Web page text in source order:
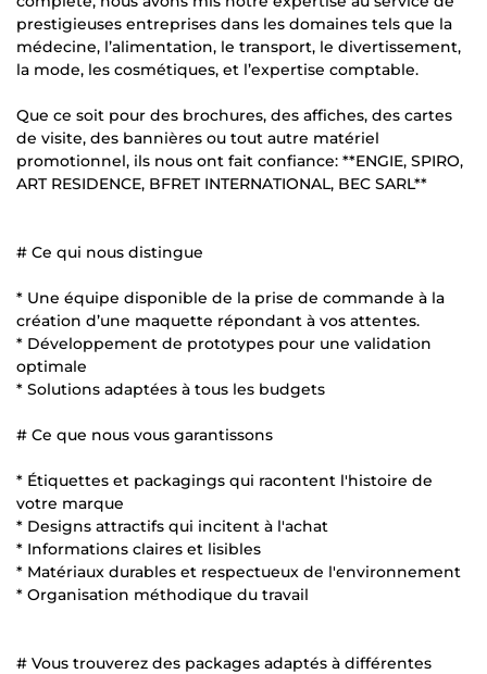
prestigieuses entreprises dans les domaines tels que la
médecine, l’alimentation, le transport, le divertissement,
la mode, les cosmétiques, et l’expertise comptable.
Que ce soit pour des brochures, des affiches, des cartes
de visite, des bannières ou tout autre matériel
promotionnel, ils nous ont fait confiance: **ENGIE, SPIRO,
ART RESIDENCE, BFRET INTERNATIONAL, BEC SARL**
# Ce qui nous distingue
* Une équipe disponible de la prise de commande à la
création d’une maquette répondant à vos attentes.
* Développement de prototypes pour une validation
optimale
* Solutions adaptées à tous les budgets
# Ce que nous vous garantissons
* Étiquettes et packagings qui racontent l'histoire de
votre marque
* Designs attractifs qui incitent à l'achat
* Informations claires et lisibles
* Matériaux durables et respectueux de l'environnement
* Organisation méthodique du travail
# Vous trouverez des packages adaptés à différentes